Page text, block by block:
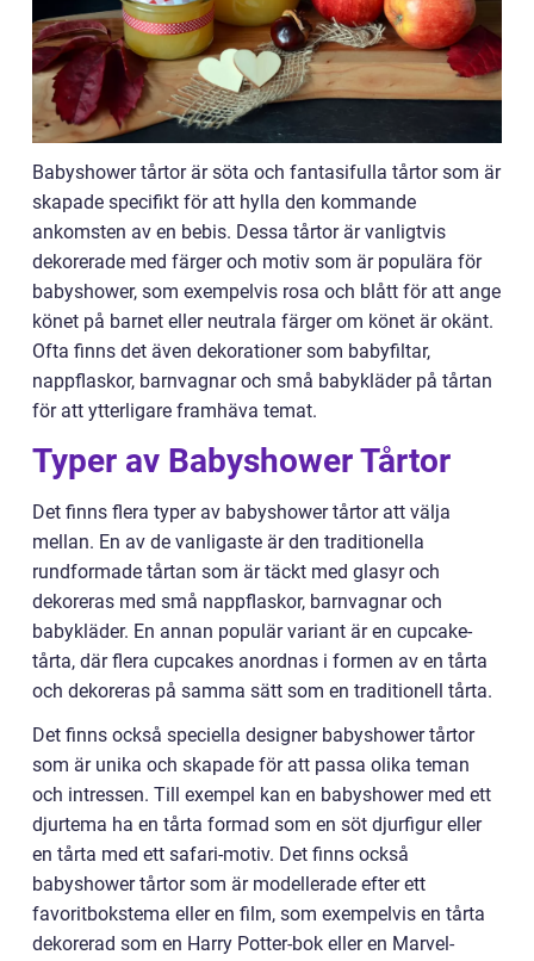
Babyshower tårtor är söta och fantasifulla tårtor som är
skapade specifikt för att hylla den kommande
ankomsten av en bebis. Dessa tårtor är vanligtvis
dekorerade med färger och motiv som är populära för
babyshower, som exempelvis rosa och blått för att ange
könet på barnet eller neutrala färger om könet är okänt.
Ofta finns det även dekorationer som babyfiltar,
nappflaskor, barnvagnar och små babykläder på tårtan
för att ytterligare framhäva temat.
Typer av Babyshower Tårtor
Det finns flera typer av babyshower tårtor att välja
mellan. En av de vanligaste är den traditionella
rundformade tårtan som är täckt med glasyr och
dekoreras med små nappflaskor, barnvagnar och
babykläder. En annan populär variant är en cupcake-
tårta, där flera cupcakes anordnas i formen av en tårta
och dekoreras på samma sätt som en traditionell tårta.
Det finns också speciella designer babyshower tårtor
som är unika och skapade för att passa olika teman
och intressen. Till exempel kan en babyshower med ett
djurtema ha en tårta formad som en söt djurfigur eller
en tårta med ett safari-motiv. Det finns också
babyshower tårtor som är modellerade efter ett
favoritbokstema eller en film, som exempelvis en tårta
dekorerad som en Harry Potter-bok eller en Marvel-